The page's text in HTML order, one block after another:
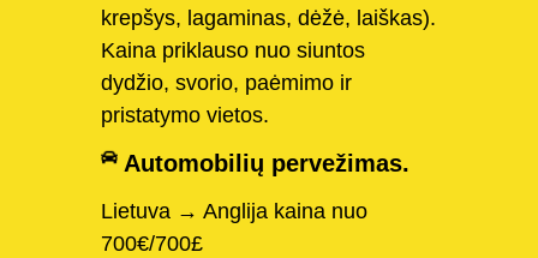
krepšys, lagaminas, dėžė, laiškas).
Kaina priklauso nuo siuntos
dydžio, svorio, paėmimo ir
pristatymo vietos.
Automobilių pervežimas.
Lietuva → Anglija kaina nuo
700€/700£